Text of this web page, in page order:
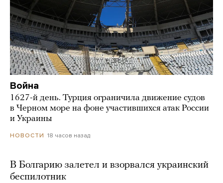
Война
1627-й день. Турция ограничила движение судов
в Черном море на фоне участившихся атак России
и Украины
НОВОСТИ 18 часов назад
В Болгарию залетел и взорвался украинский
беспилотник